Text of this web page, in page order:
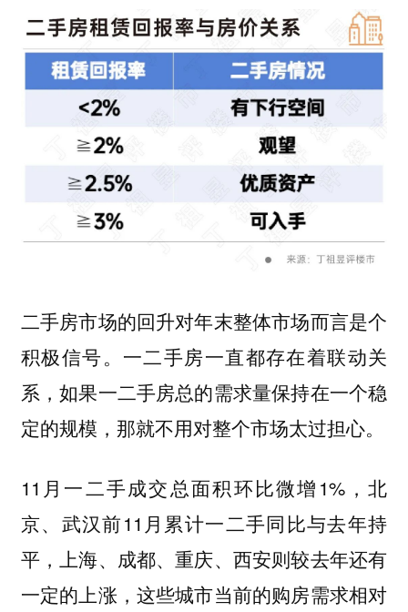
二手房市场的回升对年末整体市场而言是个
积极信号。一二手房一直都存在着联动关
系，如果一二手房总的需求量保持在一个稳
定的规模，那就不用对整个市场太过担心。
11月一二手成交总面积环比微增1%，北
京、武汉前11月累计一二手同比与去年持
平，上海、成都、重庆、西安则较去年还有
一定的上涨，这些城市当前的购房需求相对